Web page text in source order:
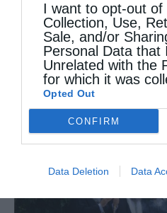
I want to opt-out of
Collection, Use,
Sale, and/or
Personal Data that
Unrelated with the
for which it was
Opted Out
CONFIRM
Data Deletion Data
Η πανήγυρις της
στη Θεσσαλονίκη